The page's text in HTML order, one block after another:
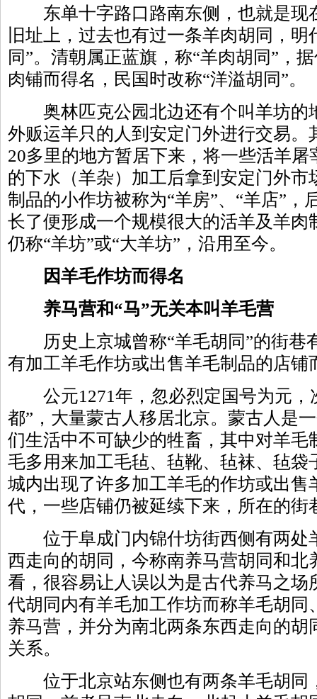
东单十字路口路南东侧，也就是现
旧址上，过去也有过一条羊肉胡同，
同”。清朝属正蓝旗，称“羊肉胡同”，
肉铺而得名，民国时改称“洋溢胡同”。
奥林匹克公园北边还有个叫羊坊的
外贩运羊只的人到安定门外进行交易。
20多里的地方暂居下来，将一些活羊
的下水（羊杂）加工后拿到安定门外市
制品的小作坊被称为“羊房”、“羊店”，
长了便形成一个规模很大的活羊及羊肉
仍称“羊坊”或“大羊坊”，沿用至今。
因羊毛作坊而得名
养马营和“马”无关本叫羊毛营
历史上京城曾称“羊毛胡同”的街巷
有加工羊毛作坊或出售羊毛制品的店铺
公元1271年，忽必烈定国号为元，
都”，大量蒙古人移居北京。蒙古人是
们生活中不可缺少的牲畜，其中对羊毛
毛多用来加工毛毡、毡靴、毡袜、毡袋
城内出现了许多加工羊毛的作坊或出售
代，一些店铺仍被延续下来，所在的街
位于阜成门内锦什坊街西侧有两处
西走向的胡同，今称南养马营胡同和北
看，很容易让人误以为是古代养马之场
代胡同内有羊毛加工作坊而称羊毛胡同
养马营，并分为南北两条东西走向的胡
关系。
位于北京站东侧也有两条羊毛胡同